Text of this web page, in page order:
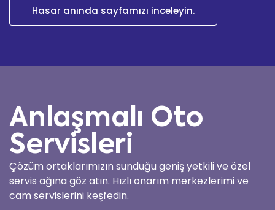
Hasar anında sayfamızı inceleyin.
Anlaşmalı Oto
Servisleri
Çözüm ortaklarımızın sunduğu geniş yetkili ve özel
servis ağına göz atın. Hızlı onarım merkezlerimi ve
cam servislerini keşfedin.